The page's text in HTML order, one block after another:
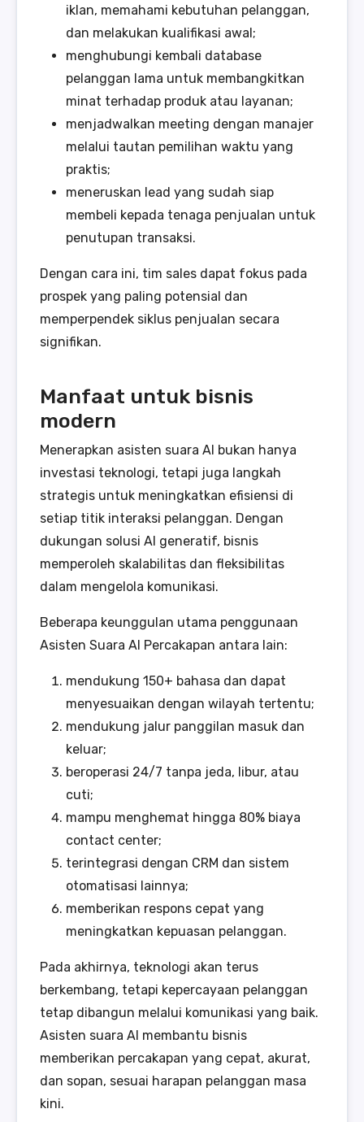
iklan, memahami kebutuhan pelanggan,
dan melakukan kualifikasi awal;
menghubungi kembali database
pelanggan lama untuk membangkitkan
minat terhadap produk atau layanan;
menjadwalkan meeting dengan manajer
melalui tautan pemilihan waktu yang
praktis;
meneruskan lead yang sudah siap
membeli kepada tenaga penjualan untuk
penutupan transaksi.
Dengan cara ini, tim sales dapat fokus pada
prospek yang paling potensial dan
memperpendek siklus penjualan secara
signifikan.
Manfaat untuk bisnis
modern
Menerapkan asisten suara AI bukan hanya
investasi teknologi, tetapi juga langkah
strategis untuk meningkatkan efisiensi di
setiap titik interaksi pelanggan. Dengan
dukungan solusi AI generatif, bisnis
memperoleh skalabilitas dan fleksibilitas
dalam mengelola komunikasi.
Beberapa keunggulan utama penggunaan
Asisten Suara AI Percakapan antara lain:
mendukung 150+ bahasa dan dapat
menyesuaikan dengan wilayah tertentu;
mendukung jalur panggilan masuk dan
keluar;
beroperasi 24/7 tanpa jeda, libur, atau
cuti;
mampu menghemat hingga 80% biaya
contact center;
terintegrasi dengan CRM dan sistem
otomatisasi lainnya;
memberikan respons cepat yang
meningkatkan kepuasan pelanggan.
Pada akhirnya, teknologi akan terus
berkembang, tetapi kepercayaan pelanggan
tetap dibangun melalui komunikasi yang baik.
Asisten suara AI membantu bisnis
memberikan percakapan yang cepat, akurat,
dan sopan, sesuai harapan pelanggan masa
kini.